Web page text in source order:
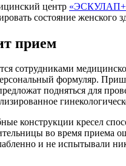
центр
состояние женского
прием
сотрудниками
формуляр.
подняться для
конструкции кресел
во время приема
и не испытывали